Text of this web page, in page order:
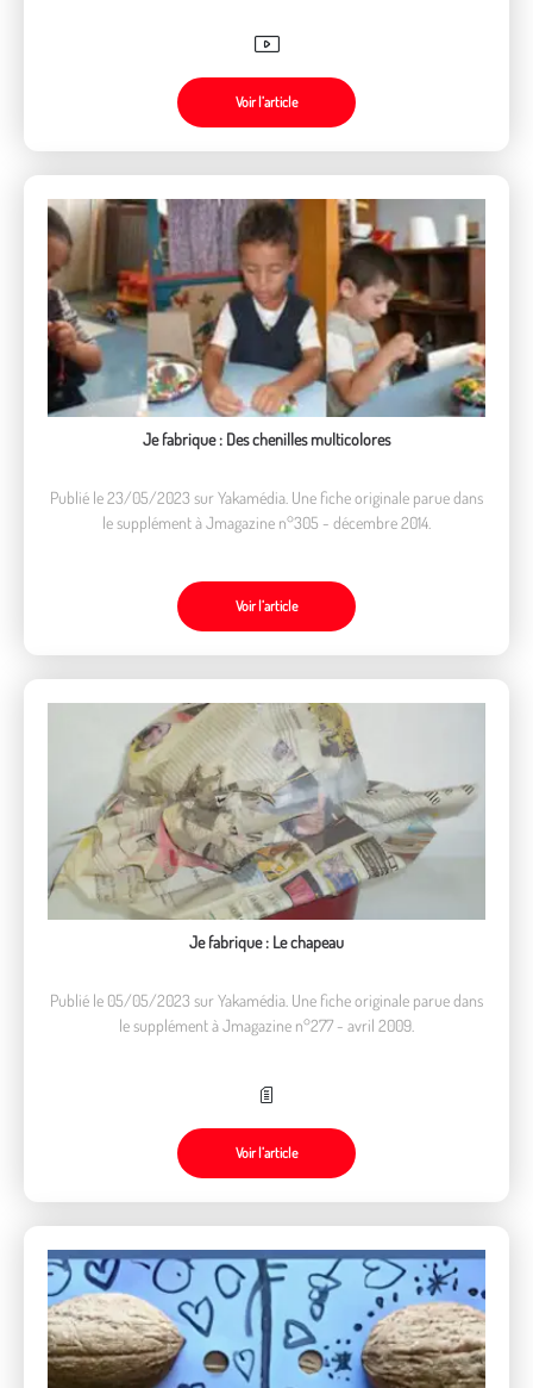
Voir l’article
Je fabrique : Des chenilles multicolores
Publié le 23/05/2023 sur Yakamédia. Une fiche originale parue dans
le supplément à Jmagazine n°305 - décembre 2014.
Voir l’article
Je fabrique : Le chapeau
Publié le 05/05/2023 sur Yakamédia. Une fiche originale parue dans
le supplément à Jmagazine n°277 - avril 2009.
Voir l’article